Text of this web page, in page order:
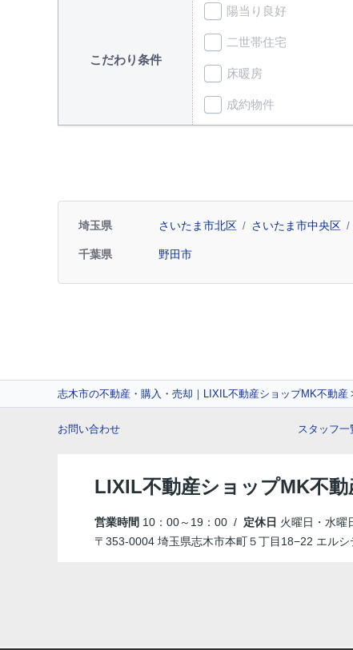
こだわり条件
陽当り良好
二世帯住宅
床暖房
成約物件
埼玉県 さいたま市北区 さいたま市中央区
千葉県 野田市
志木市の不動産・購入・売却｜LIXIL不動産ショップMK不動産
お問い合わせ スタッフ一
LIXIL不動産ショップMK不動
営業時間 10：00～19：00 / 定休日 火曜日・水曜
〒353-0004 埼玉県志木市本町５丁目18−22 エルシ